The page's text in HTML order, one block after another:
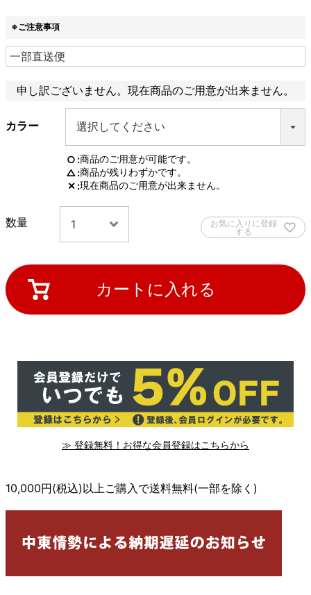
※ご注意事項
申し訳ございません。現在商品のご用意が出来ません。
カラー
○ 商品のご用意が可能です。
△ 商品が残りわずかです。
✕ 現在商品のご用意が出来ません。
お気に入りに登録
する
カートに入れる
≫ 登録無料！お得な会員登録はこちらから
10,000円(税込)以上ご購入で送料無料(一部を除く)